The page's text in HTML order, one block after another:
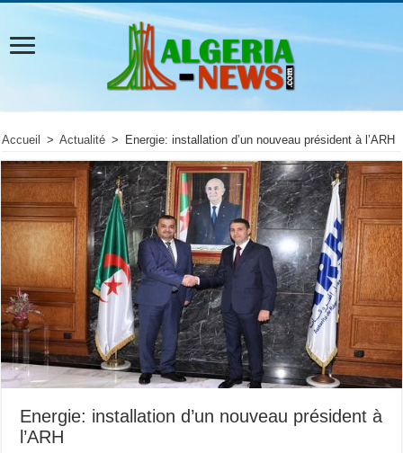
Accueil > Actualité > Energie: installation d’un nouveau président à l’ARH
Energie: installation d’un nouveau président à
l’ARH